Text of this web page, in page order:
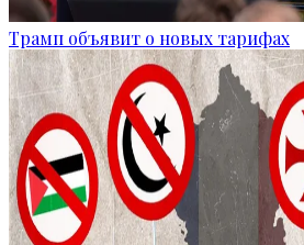
Трамп объявит о новых тарифах